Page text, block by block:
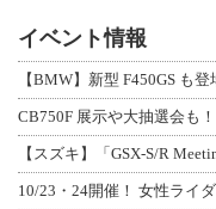
イベント情報
【BMW】新型 F450GS も
CB750F 展示や大抽選会も
【スズキ】「GSX-S/R
10/23・24開催！ 女性ライ